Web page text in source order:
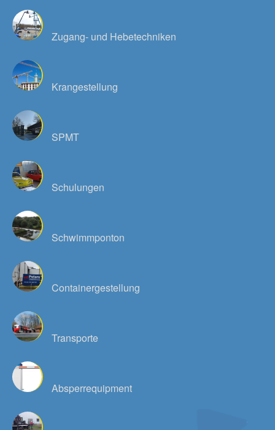
Zugang- und Hebetechniken
Krangestellung
SPMT
Schulungen
Schwimmponton
Containergestellung
Transporte
Absperrequipment